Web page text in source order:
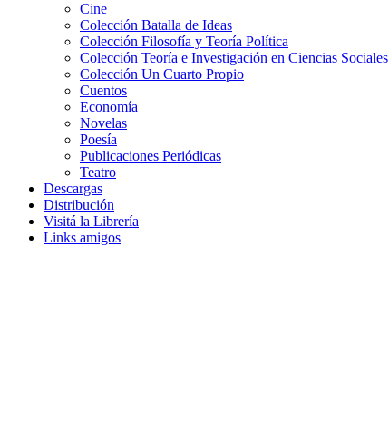
Cine
Colección Batalla de Ideas
Colección Filosofía y Teoría Política
Colección Teoría e Investigación en Ciencias Sociales
Colección Un Cuarto Propio
Cuentos
Economía
Novelas
Poesía
Publicaciones Periódicas
Teatro
Descargas
Distribución
Visitá la Librería
Links amigos